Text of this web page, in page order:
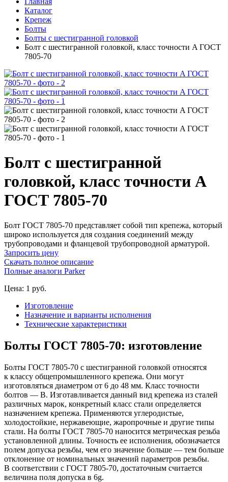
Каталог
Крепеж
Болты
Болты с шестигранной головкой
Болт с шестигранной головкой, класс точности A ГОСТ
7805-70
Болт с шестигранной
головкой, класс точности A
ГОСТ 7805-70
Болт ГОСТ 7805-70 представляет собой тип крепежа, который
широко используется для создания соединений между
трубопроводами и фланцевой трубопроводной арматурой.
Запросить цену
Скачать полное описание
Полные аналоги Parker
Цена: 1 pуб.
Изготовление
Назначение и варианты исполнения
Технические характеристики
Болты ГОСТ 7805-70: изготовление
Болты ГОСТ 7805-70 с шестигранной головкой относятся
к классу общепромышленного крепежа. Они могут
изготовляться диаметром от 6 до 48 мм. Класс точности
болтов — В. Изготавливается данный вид крепежа из сталей
различных марок, конкретный класс стали определяется
назначением крепежа. Применяются углеродистые,
холодостойкие, нержавеющие, жаропрочные и другие типы
стали. На болты ГОСТ 7805-70 наносится метрическая резьба
установленной длины. Точность ее исполнения, обозначается
полем допуска резьбы, чем его значение больше — тем больше
отклонение от номинальных значений параметров резьбы.
В соответствии с ГОСТ 7805-70, достаточным считается
величина поля допуска в 6g.